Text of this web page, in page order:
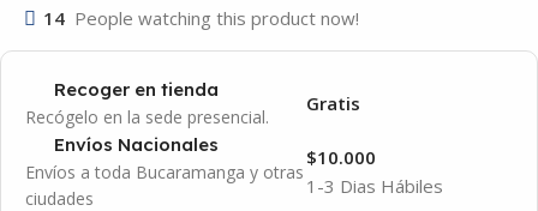
14 People watching this product now!
Recoger en tienda
Recógelo en la sede presencial.
Gratis
Envíos Nacionales
Envíos a toda Bucaramanga y otras
ciudades
1-3 Dias Hábiles
$10.000